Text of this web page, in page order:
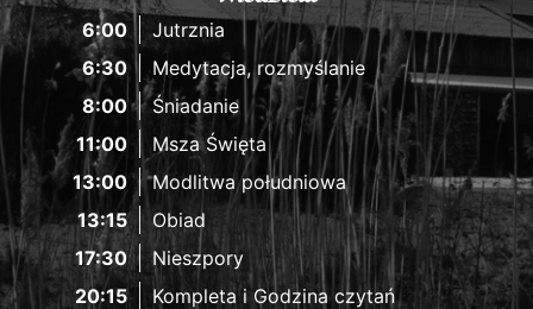
6:00
Jutrznia
6:30
Medytacja, rozmyślanie
8:00
Śniadanie
11:00
Msza Święta
13:00
Modlitwa południowa
13:15
Obiad
17:30
Nieszpory
20:15
Kompleta i Godzina czytań